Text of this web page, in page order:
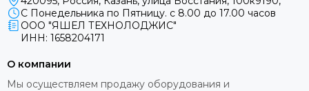
С Понедельника по Пятницу. с 8.00 до 17.00 часов
ООО "ЯШЕЛ ТЕХНОЛОДЖИС"
ИНН: 1658204171
О компании
Мы осуществляем продажу оборудования и